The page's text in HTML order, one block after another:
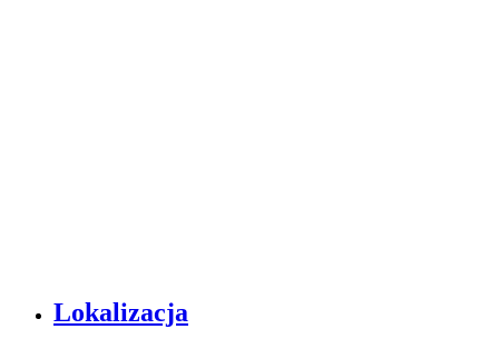
Lokalizacja